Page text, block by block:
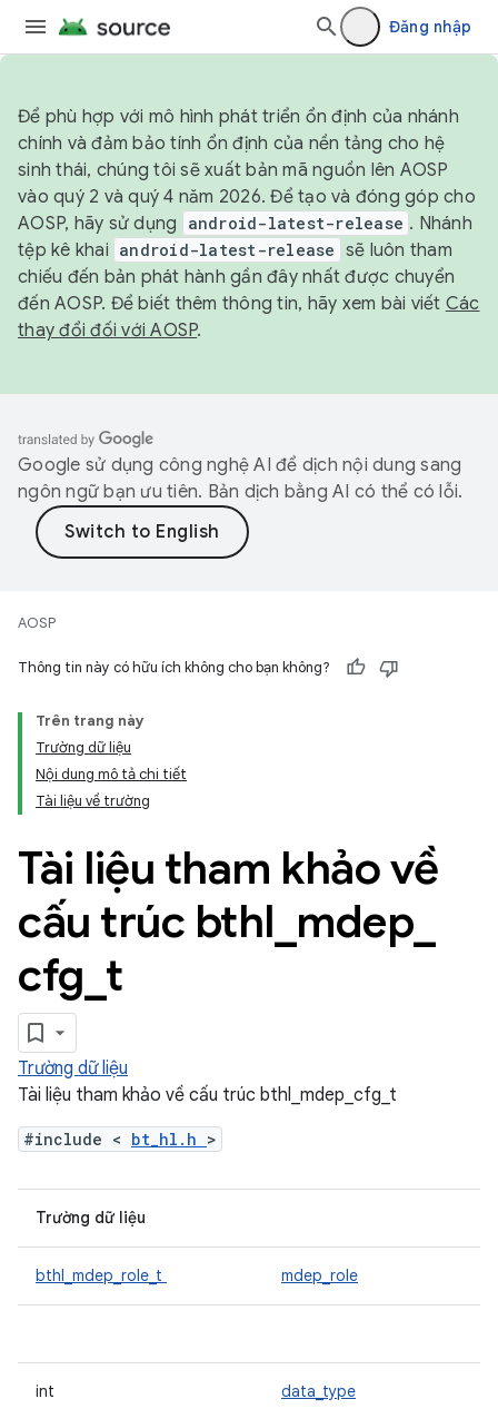
Đăng nhập
Để phù hợp với mô hình phát triển ổn định của nhánh
chính và đảm bảo tính ổn định của nền tảng cho hệ
sinh thái, chúng tôi sẽ xuất bản mã nguồn lên AOSP
vào quý 2 và quý 4 năm 2026. Để tạo và đóng góp cho
AOSP, hãy sử dụng
android-latest-release . Nhánh
tệp kê khai android-latest-release sẽ luôn tham
chiếu đến bản phát hành gần đây nhất được chuyển
đến AOSP. Để biết thêm thông tin, hãy xem bài viết Các
thay đổi đối với AOSP.
Google sử dụng công nghệ AI để dịch nội dung sang
ngôn ngữ bạn ưu tiên. Bản dịch bằng AI có thể có lỗi.
AOSP
Thông tin này có hữu ích không cho bạn không?
Trên trang này
Trường dữ liệu
Nội dung mô tả chi tiết
Tài liệu về trường
Tài liệu tham khảo về
cấu trúc bthl mdep
cfg t
Trường dữ liệu
Tài liệu tham khảo về cấu trúc bthl_mdep_cfg_t
#include < bt_hl.h >
Trường dữ liệu
bthl_mdep_role_t mdep_role
int data_type